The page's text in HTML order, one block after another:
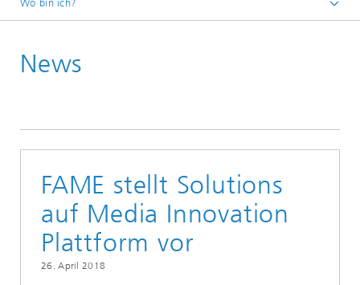
Wo bin ich?
News
FAME stellt Solutions
auf Media Innovation
Plattform vor
26. April 2018